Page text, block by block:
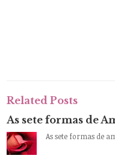
Related Posts
As sete formas de
As sete formas de